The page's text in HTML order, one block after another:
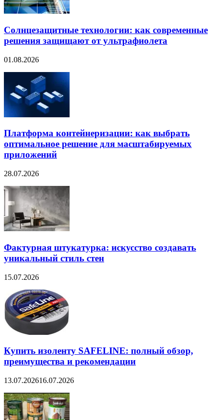
Солнцезащитные технологии: как современные
решения защищают от ультрафиолета
01.08.2026
Платформа контейнеризации: как выбрать
оптимальное решение для масштабируемых
приложений
28.07.2026
Фактурная штукатурка: искусство создавать
уникальный стиль стен
15.07.2026
Купить изоленту SAFELINE: полный обзор,
преимущества и рекомендации
13.07.202616.07.2026